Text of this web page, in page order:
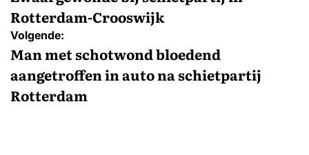
Rotterdam-Crooswijk
Volgende:
Man met schotwond bloedend
aangetroffen in auto na schietpartij
Rotterdam